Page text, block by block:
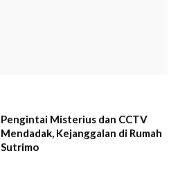
Pengintai Misterius dan CCTV
Mendadak, Kejanggalan di Rumah
Sutrimo